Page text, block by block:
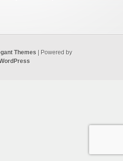
Themes | Powered by